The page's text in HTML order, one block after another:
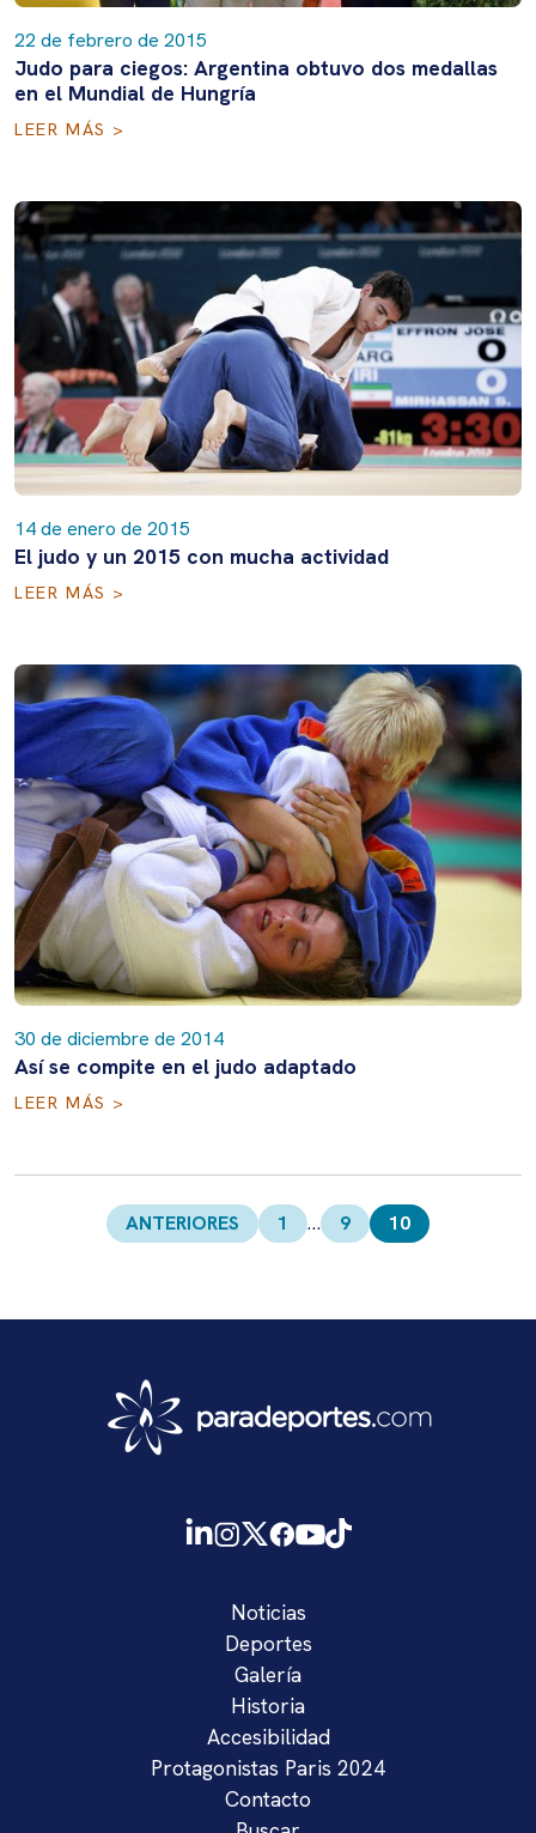
22 de febrero de 2015
Judo para ciegos: Argentina obtuvo dos medallas
en el Mundial de Hungría
LEER MÁS >
14 de enero de 2015
El judo y un 2015 con mucha actividad
LEER MÁS >
30 de diciembre de 2014
Así se compite en el judo adaptado
LEER MÁS >
ANTERIORES 1 … 9 10
Noticias
Deportes
Galería
Historia
Accesibilidad
Protagonistas Paris 2024
Contacto